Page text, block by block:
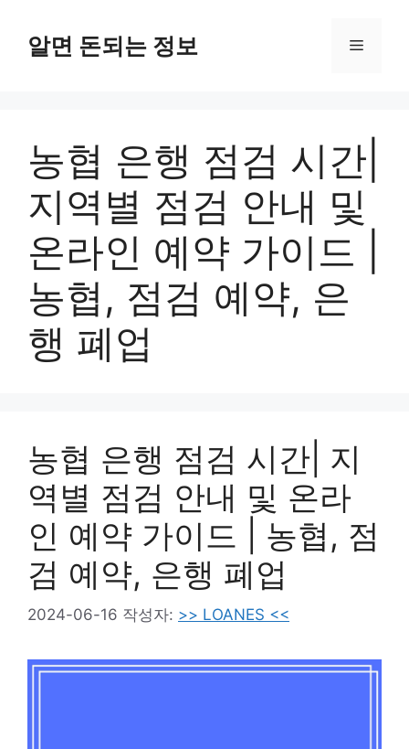
알면 돈되는 정보 메
농협 은행 점검 시간|
지역별 점검 안내 및
온라인 예약 가이드 |
농협, 점검 예약, 은
행 폐업
농협 은행 점검 시간| 지
역별 점검 안내 및 온라
인 예약 가이드 | 농협, 점
검 예약, 은행 폐업
2024-06-16 작성자: >> LOANES <<